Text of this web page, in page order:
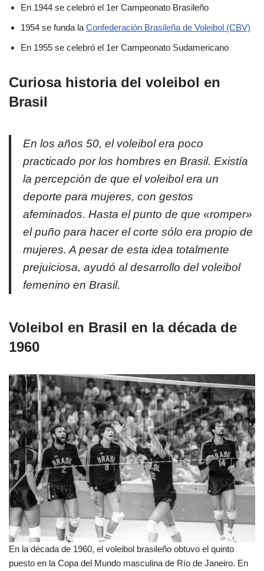
En 1944 se celebró el 1er Campeonato Brasileño
1954 se funda la Confederación Brasileña de Voleibol (CBV)
En 1955 se celebró el 1er Campeonato Sudamericano
Curiosa historia del voleibol en
Brasil
En los años 50, el voleibol era poco
practicado por los hombres en Brasil. Existía
la percepción de que el voleibol era un
deporte para mujeres, con gestos
afeminados. Hasta el punto de que «romper»
el puño para hacer el corte sólo era propio de
mujeres. A pesar de esta idea totalmente
prejuiciosa, ayudó al desarrollo del voleibol
femenino en Brasil.
Voleibol en Brasil en la década de
1960
En la década de 1960, el voleibol brasileño obtuvo el quinto
puesto en la Copa del Mundo masculina de Río de Janeiro. En